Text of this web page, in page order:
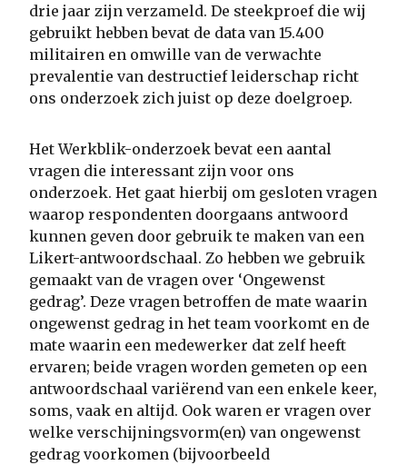
drie jaar zijn verzameld. De steekproef die wij
gebruikt hebben bevat de data van 15.400
militairen en omwille van de verwachte
prevalentie van destructief leiderschap richt
ons onderzoek zich juist op deze doelgroep.
Het Werkblik-onderzoek bevat een aantal
vragen die interessant zijn voor ons
onderzoek. Het gaat hierbij om gesloten vragen
waarop respondenten doorgaans antwoord
kunnen geven door gebruik te maken van een
Likert-antwoordschaal. Zo hebben we gebruik
gemaakt van de vragen over ‘Ongewenst
gedrag’. Deze vragen betroffen de mate waarin
ongewenst gedrag in het team voorkomt en de
mate waarin een medewerker dat zelf heeft
ervaren; beide vragen worden gemeten op een
antwoordschaal variërend van een enkele keer,
soms, vaak en altijd. Ook waren er vragen over
welke verschijningsvorm(en) van ongewenst
gedrag voorkomen (bijvoorbeeld